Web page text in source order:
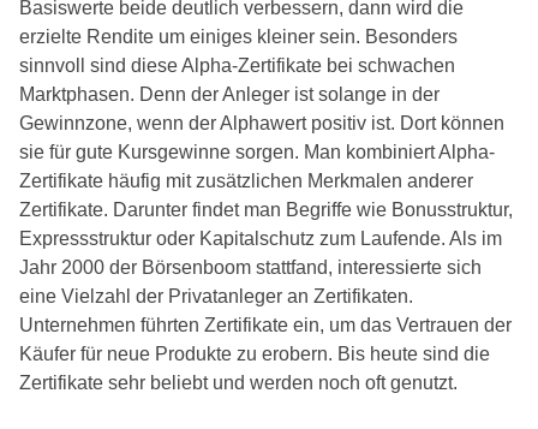
Basiswerte beide deutlich verbessern, dann wird die
erzielte Rendite um einiges kleiner sein. Besonders
sinnvoll sind diese Alpha-Zertifikate bei schwachen
Marktphasen. Denn der Anleger ist solange in der
Gewinnzone, wenn der Alphawert positiv ist. Dort können
sie für gute Kursgewinne sorgen. Man kombiniert Alpha-
Zertifikate häufig mit zusätzlichen Merkmalen anderer
Zertifikate. Darunter findet man Begriffe wie Bonusstruktur,
Expressstruktur oder Kapitalschutz zum Laufende. Als im
Jahr 2000 der Börsenboom stattfand, interessierte sich
eine Vielzahl der Privatanleger an Zertifikaten.
Unternehmen führten Zertifikate ein, um das Vertrauen der
Käufer für neue Produkte zu erobern. Bis heute sind die
Zertifikate sehr beliebt und werden noch oft genutzt.